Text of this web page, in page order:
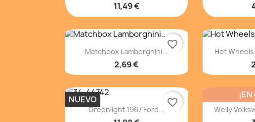
11,49 €
Vista rápida
Matchbox Lamborghini...
2,69 €
favorite_border 
Hot
Vista rápida
Greenlight 1967 Ford...
NUEVO favorite_border 
Welly